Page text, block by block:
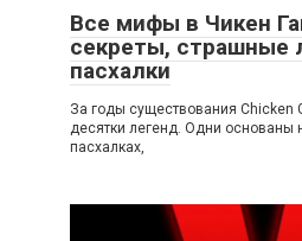
Все мифы в Чикен
секреты, страшные
пасхалки
За годы существования Chicken
десятки легенд. Одни основаны
пасхалках,